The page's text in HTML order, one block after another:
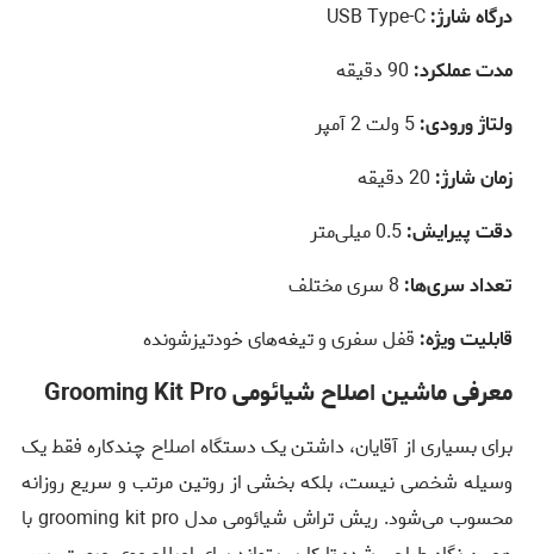
درگاه شارژ:
مدت عملکرد:
ولتاژ ورودی:
زمان شارژ:
دقت پیرایش:
تعداد سری‌ها:
قابلیت ویژه: قفل سفری و تیغه‌های خودتیزشونده
معرفی ماشین اصلاح شیائومی Grooming Kit Pro
برای بسیاری از آقایان، داشتن یک دستگاه اصلاح چندکاره فقط یک
وسیله شخصی نیست، بلکه بخشی از روتین مرتب و سریع روزانه
محسوب می‌شود. ریش تراش شیائومی مدل grooming kit pro با